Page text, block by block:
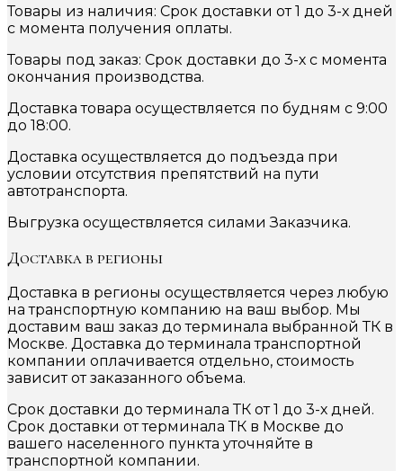
Товары из наличия: Срок доставки от 1 до 3-х дней
с момента получения оплаты.
Товары под заказ: Срок доставки до 3-х с момента
окончания производства.
Доставка товара осуществляется по будням с 9:00
до 18:00.
Доставка осуществляется до подъезда при
условии отсутствия препятствий на пути
автотранспорта.
Выгрузка осуществляется силами Заказчика.
Доставка в регионы
Доставка в регионы осуществляется через любую
на транспортную компанию на ваш выбор. Мы
доставим ваш заказ до терминала выбранной ТК в
Москве. Доставка до терминала транспортной
компании оплачивается отдельно, стоимость
зависит от заказанного объема.
Срок доставки до терминала ТК от 1 до 3-х дней.
Срок доставки от терминала ТК в Москве до
вашего населенного пункта уточняйте в
транспортной компании.